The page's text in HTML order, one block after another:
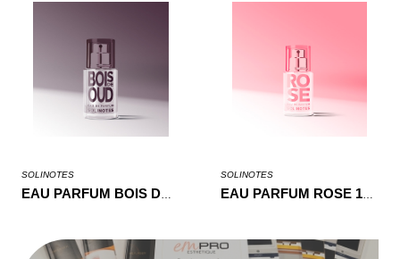
SOLINOTES
EAU PARFUM BOIS DE OUD 15ML
SOLINOTES
EAU PARFUM ROSE 15ML